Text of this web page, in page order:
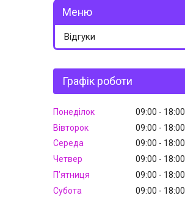
Відгуки
Графік роботи
Понеділок 09:00
18:00
Вівторок
09:00
18:00
Середа
09:00
18:00
Четвер
09:00
18:00
Пʼятниця
09:00
18:00
Субота
09:00
18:00